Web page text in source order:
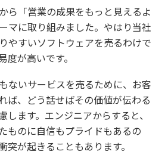
ら「営業の成果をもっと見えるよ
マに取り組みました。やはり当社
やすいソフトウェアを売るわけで
度が高いです。
ないサービスを売るために、お客
ば、どう話せばその価値が伝わる
します。エンジニアからすると、
ものに自信もプライドもあるの
突が起きることもあります。